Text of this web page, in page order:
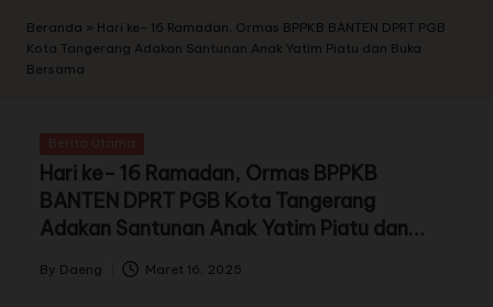
Beranda » Hari ke- 16 Ramadan, Ormas BPPKB BANTEN DPRT PGB
Kota Tangerang Adakan Santunan Anak Yatim Piatu dan Buka
Bersama
Hari ke- 16 Ramadan, Ormas BPPKB
BANTEN DPRT PGB Kota Tangerang
Adakan Santunan Anak Yatim Piatu dan
Buka Bersama
By Daeng Maret 16, 2025